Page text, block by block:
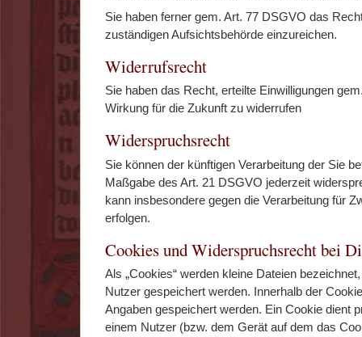
Sie haben ferner gem. Art. 77 DSGVO das
zuständigen Aufsichtsbehörde einzureichen.
Widerrufsrecht
Sie haben das Recht, erteilte Einwilligungen
Wirkung für die Zukunft zu widerrufen
Widerspruchsrecht
Sie können der künftigen Verarbeitung der Sie
Maßgabe des Art. 21 DSGVO jederzeit
kann insbesondere gegen die Verarbeitung für
erfolgen.
Cookies und Widerspruchsrecht bei
Als „Cookies“ werden kleine Dateien
Nutzer gespeichert werden. Innerhalb der
Angaben gespeichert werden. Ein Cookie dient
einem Nutzer (bzw. dem Gerät auf dem das